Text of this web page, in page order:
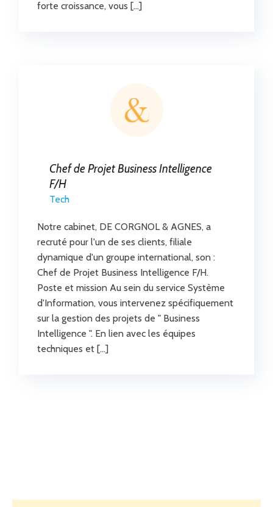
forte croissance, vous […]
Chef de Projet Business Intelligence
F/H
Tech
Notre cabinet, DE CORGNOL & AGNES, a
recruté pour l'un de ses clients, filiale
dynamique d'un groupe international, son :
Chef de Projet Business Intelligence F/H.
Poste et mission Au sein du service Système
d'Information, vous intervenez spécifiquement
sur la gestion des projets de " Business
Intelligence ". En lien avec les équipes
techniques et […]